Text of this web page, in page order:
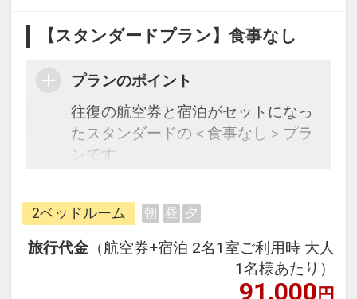
【スタンダードプラン】食事なし
プランのポイント
往復の航空券と宿泊がセットになっ
たスタンダードの＜食事なし＞プラ
ンです。
できるダイナミックパッケージだか
ら、一都市滞在はもちろん周遊旅行
にも最適！
旅行期間中の1泊だけの宿泊や延
泊・飛び泊なども自由自在です。
2ベッドルーム 朝 昼 夕
旅行代金 （航空券+宿泊 2名1室ご利用時 大人
1名様あたり）
91,000円